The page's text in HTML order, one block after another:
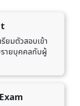
ยมตัวสอบเข้า
ายบุคคลกับผู้